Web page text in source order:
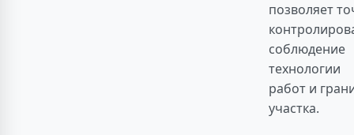
позволяет
соблюдение
технологии
работ и
участка.